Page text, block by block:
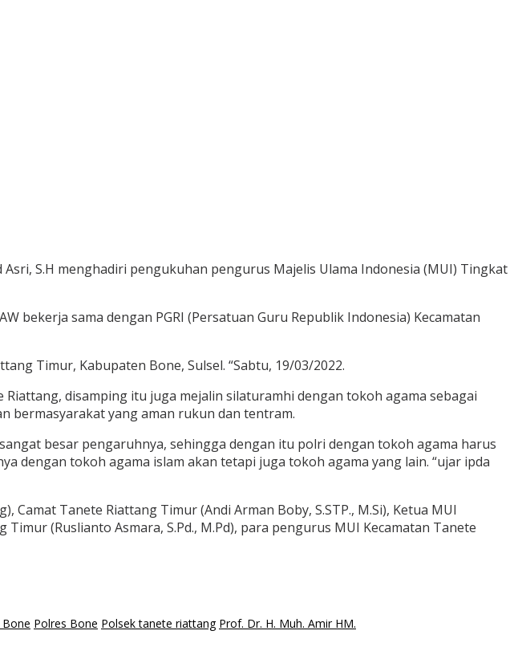
S.H menghadiri pengukuhan pengurus Majelis Ulama Indonesia (MUI) Tingkat
bekerja sama dengan PGRI (Persatuan Guru Republik Indonesia) Kecamatan
Timur, Kabupaten Bone, Sulsel. “Sabtu, 19/03/2022.
disamping itu juga mejalin silaturamhi dengan tokoh agama sebagai
bermasyarakat yang aman rukun dan tentram.
besar pengaruhnya, sehingga dengan itu polri dengan tokoh agama harus
dengan tokoh agama islam akan tetapi juga tokoh agama yang lain. “ujar ipda
Tanete Riattang Timur (Andi Arman Boby, S.STP., M.Si), Ketua MUI
(Ruslianto Asmara, S.Pd., M.Pd), para pengurus MUI Kecamatan Tanete
Polres Bone Polsek tanete riattang Prof. Dr. H. Muh. Amir HM.